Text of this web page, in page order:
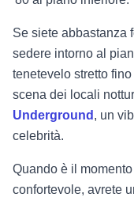
Se siete abbastanza
sedere intorno al
tenetevelo stretto
scena dei locali
Underground , un
celebrità.
Quando è il
confortevole, avrete